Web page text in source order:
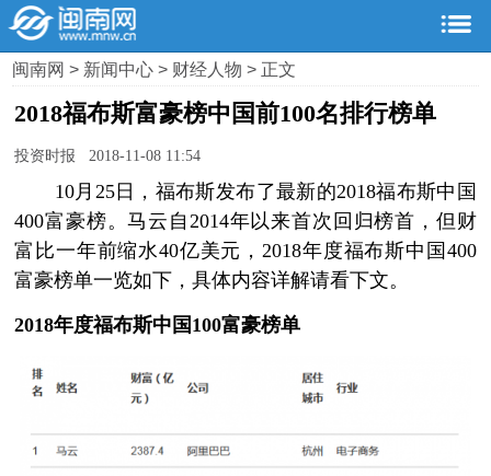
闽南网> 新闻中心> 财经人物> 正文
2018福布斯富豪榜中国前100名排行榜单
投资时报 2018-11-08 11:54
10月25日，福布斯发布了最新的2018福布斯中国
400富豪榜。马云自2014年以来首次回归榜首，但财
富比一年前缩水40亿美元，2018年度福布斯中国400
富豪榜单一览如下，具体内容详解请看下文。
2018年度福布斯中国100富豪榜单